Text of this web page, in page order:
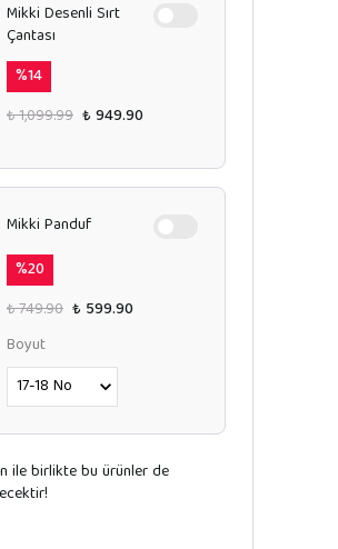
Mikki Desenli Sırt
Çantası
%14
₺ 1,099.99 ₺ 949.90
Mikki Panduf
%20
₺ 749.90 ₺ 599.90
Boyut
ile birlikte bu ürünler de